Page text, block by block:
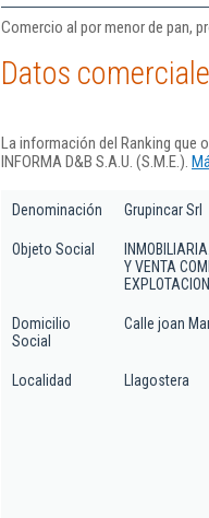
Comercio al por menor de pan,
Datos
La información del Ranking que
INFORMA D&B S.A.U. (S.M.E.).
Denominación Grupincar Srl
Objeto Social
Y VENTA
Domicilio
Social
Calle joan
Localidad Llagostera